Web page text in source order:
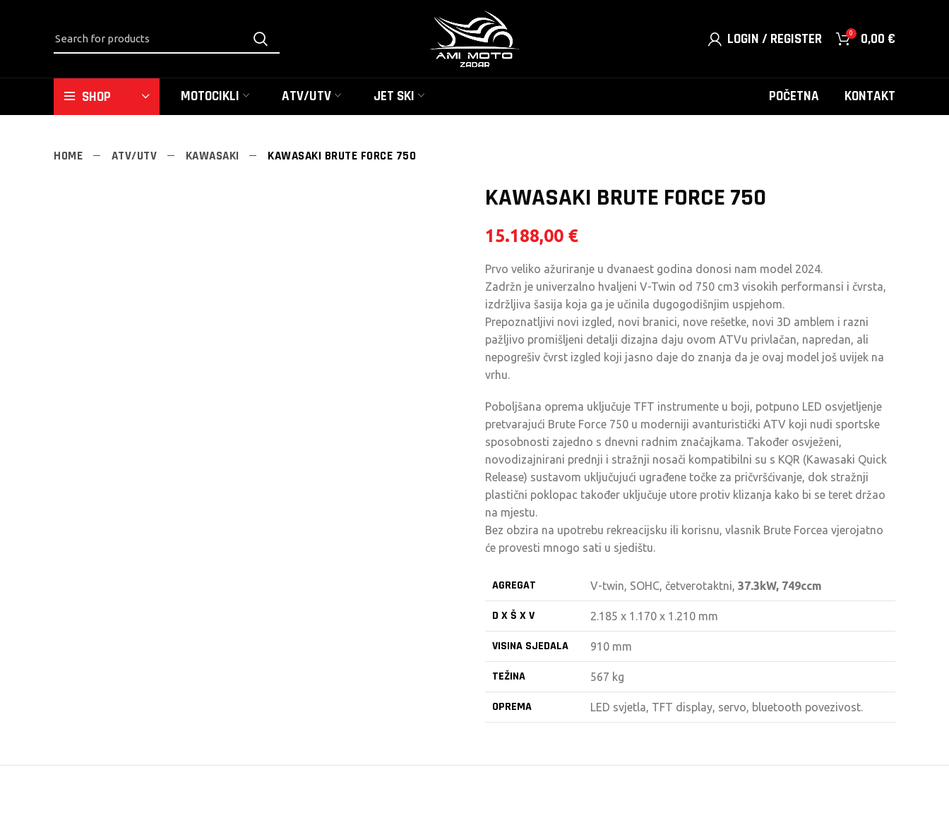
LOGIN / REGISTER 0 0,00 €
SHOP MOTOCIKLI ATV/UTV JET SKI POČETNA KONTAKT
HOME ATV/UTV KAWASAKI KAWASAKI BRUTE FORCE 750
KAWASAKI BRUTE FORCE 750
15.188,00 €
Prvo veliko ažuriranje u dvanaest godina donosi nam model 2024.
Zadržn je univerzalno hvaljeni V-Twin od 750 cm3 visokih performansi i čvrsta,
izdržljiva šasija koja ga je učinila dugogodišnjim uspjehom.
Prepoznatljivi novi izgled, novi branici, nove rešetke, novi 3D amblem i razni
pažljivo promišljeni detalji dizajna daju ovom ATVu privlačan, napredan, ali
nepogrešiv čvrst izgled koji jasno daje do znanja da je ovaj model još uvijek na
vrhu.
Poboljšana oprema uključuje TFT instrumente u boji, potpuno LED osvjetljenje
pretvarajući Brute Force 750 u moderniji avanturistički ATV koji nudi sportske
sposobnosti zajedno s dnevni radnim značajkama. Također osvježeni,
novodizajnirani prednji i stražnji nosači kompatibilni su s KQR (Kawasaki Quick
Release) sustavom uključujući ugrađene točke za pričvršćivanje, dok stražnji
plastični poklopac također uključuje utore protiv klizanja kako bi se teret držao
na mjestu.
Bez obzira na upotrebu rekreacijsku ili korisnu, vlasnik Brute Forcea vjerojatno
će provesti mnogo sati u sjedištu.
AGREGAT V-twin, SOHC, četverotaktni, 37.3kW, 749ccm
D X Š X V 2.185 x 1.170 x 1.210 mm
VISINA SJEDALA 910 mm
TEŽINA 567 kg
OPREMA LED svjetla, TFT display, servo, bluetooth povezivost.